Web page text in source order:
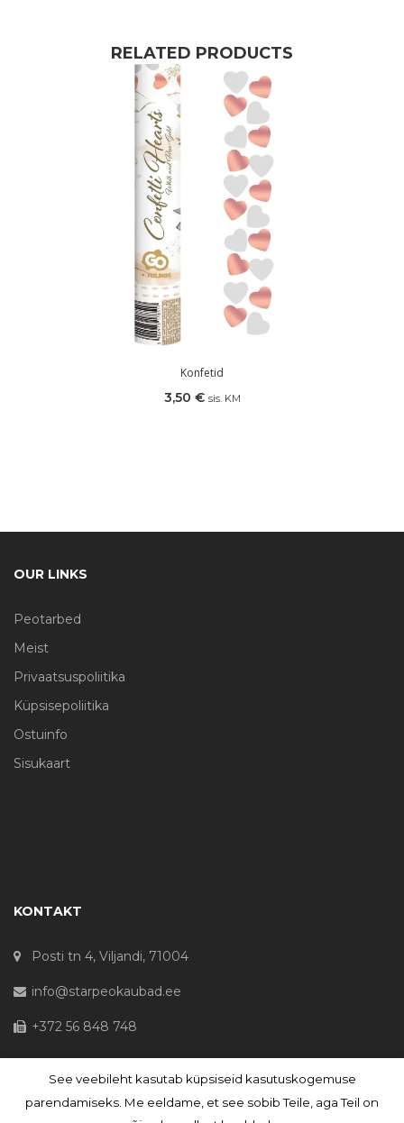
RELATED PRODUCTS
Konfetid
3,50 € sis. KM
OUR LINKS
Peotarbed
Meist
Privaatsuspoliitika
Küpsisepoliitika
Ostuinfo
Sisukaart
KONTAKT
Posti tn 4, Viljandi, 71004
info@starpeokaubad.ee
+372 56 848 748
© Haljaste OÜ 2020 - Registrikood 10645867
See veebileht kasutab küpsiseid kasutuskogemuse
parendamiseks. Me eeldame, et see sobib Teile, aga Teil on